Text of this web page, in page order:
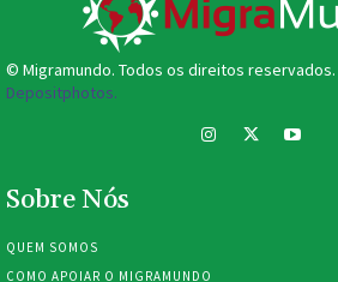
© Migramundo. Todos os direitos reservados.
Depositphotos.
Sobre Nós
QUEM SOMOS
COMO APOIAR O MIGRAMUNDO